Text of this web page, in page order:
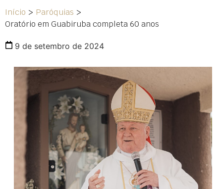
Início > Paróquias >
Oratório em Guabiruba completa 60 anos
9 de setembro de 2024